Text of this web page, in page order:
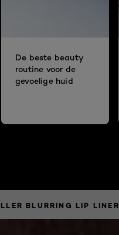
De beste beauty
routine voor de
gevoelige huid
BLURRING LIP LINER